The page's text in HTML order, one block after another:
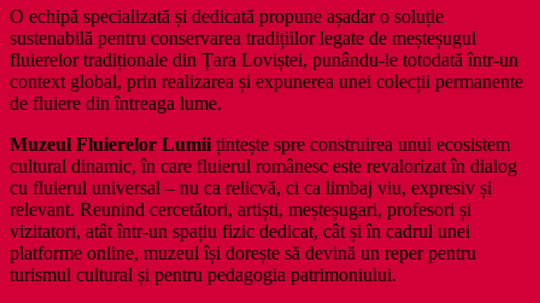
O echipă specializată și dedicată propune așadar o soluție
sustenabilă pentru conservarea tradițiilor legate de meșteșugul
fluierelor tradiționale din Țara Loviștei, punându-le totodată într-un
context global, prin realizarea și expunerea unei colecții permanente
de fluiere din întreaga lume.
Muzeul Fluierelor Lumii țintește spre construirea unui ecosistem
cultural dinamic, în care fluierul românesc este revalorizat în dialog
cu fluierul universal – nu ca relicvă, ci ca limbaj viu, expresiv și
relevant. Reunind cercetători, artiști, meșteșugari, profesori și
vizitatori, atât într-un spațiu fizic dedicat, cât și în cadrul unei
platforme online, muzeul își dorește să devină un reper pentru
turismul cultural și pentru pedagogia patrimoniului.